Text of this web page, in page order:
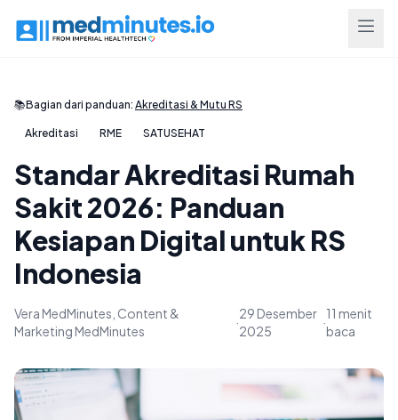
📚Bagian dari panduan: Akreditasi & Mutu RS
Akreditasi RME SATUSEHAT
Standar Akreditasi Rumah
Sakit 2026: Panduan
Kesiapan Digital untuk RS
Indonesia
Vera MedMinutes, Content &
Marketing MedMinutes
·
29 Desember
2025
·
11 menit
baca